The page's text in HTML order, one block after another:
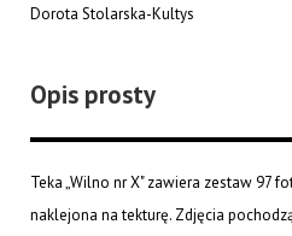
Dorota Stolarska-Kultys
Opis prosty
Teka „Wilno nr X" zawiera zestaw 97
naklejona na tekturę. Zdjęcia